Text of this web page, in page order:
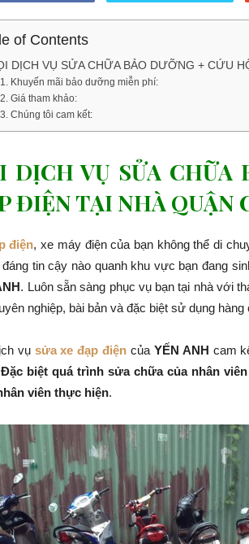
of Contents
DỊCH VỤ SỬA CHỮA BẢO DƯỠNG + CỨU
Khuyến mãi bảo dưỡng miễn phí:
Giá tham khảo:
Chúng tôi cam kết:
DỊCH VỤ SỬA CHỮA
ĐIỆN TẠI NHÀ QUẬN
điện, xe máy điện của bạn không thể di
tin cậy nào quanh khu vực bạn đang
. Luôn sẵn sàng phục vụ bạn tại nhà với
nghiệp, bài bản và đặc biệt sử dụng
vụ sửa xe đạp điện của YẾN ANH cam
Đặc biệt quá trình sửa chữa của nhân
viên thực hiện.